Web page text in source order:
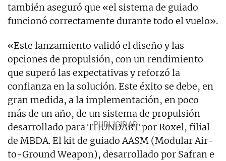
también aseguró que «el sistema de guiado
funcionó correctamente durante todo el vuelo».
«Este lanzamiento validó el diseño y las
opciones de propulsión, con un rendimiento
que superó las expectativas y reforzó la
confianza en la solución. Este éxito se debe, en
gran medida, a la implementación, en poco
más de un año, de un sistema de propulsión
desarrollado para THUNDART por Roxel, filial
de MBDA. El kit de guiado AASM (Modular Air-
to-Ground Weapon), desarrollado por Safran e